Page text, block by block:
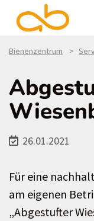
Bienenzentrum
26.01.2021
Für eine
am eigenen
„Abgestufter